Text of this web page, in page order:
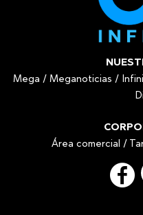
Mega / Meganoticias /
Área comercial /